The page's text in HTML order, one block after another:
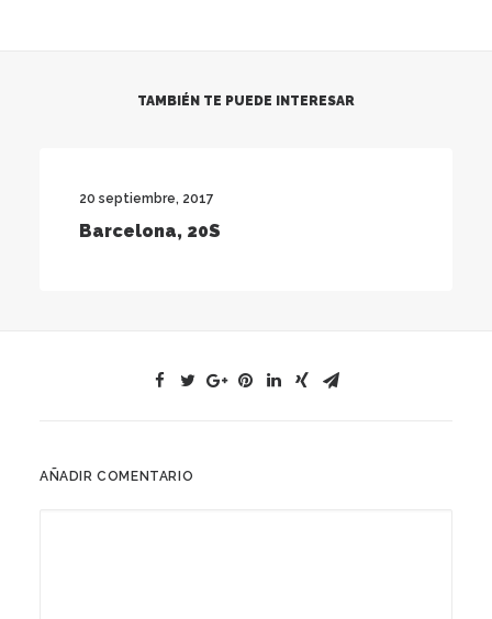
TAMBIÉN TE PUEDE INTERESAR
20 septiembre, 2017
Barcelona, 20S
AÑADIR COMENTARIO